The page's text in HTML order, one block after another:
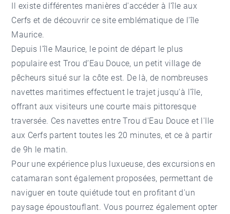
Il existe différentes manières d'accéder à l'île aux
Cerfs et de découvrir ce site emblématique de l'île
Maurice.
Depuis l'île Maurice, le point de départ le plus
populaire est Trou d’Eau Douce, un petit village de
pêcheurs situé sur la côte est. De là, de nombreuses
navettes maritimes effectuent le trajet jusqu'à l'île,
offrant aux visiteurs une courte mais pittoresque
traversée. Ces navettes entre Trou d'Eau Douce et l'Ile
aux Cerfs partent toutes les 20 minutes, et ce à partir
de 9h le matin.
Pour une expérience plus luxueuse, des excursions en
catamaran sont également proposées, permettant de
naviguer en toute quiétude tout en profitant d'un
paysage époustouflant. Vous pourrez également opter